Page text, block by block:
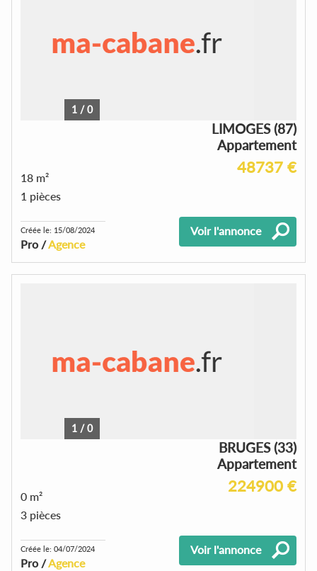
1 /0
LIMOGES (87)
Appartement
48737 €
18 m²
1 pièces
Créée le: 15/08/2024
Pro /Agence
Voir l'annonce
1 /0
BRUGES (33)
Appartement
224900 €
0 m²
3 pièces
Créée le: 04/07/2024
Pro /Agence
Voir l'annonce